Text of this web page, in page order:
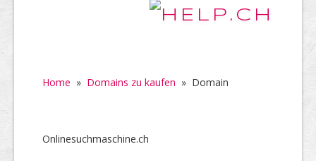
Home » Domains zu kaufen » Domain
Onlinesuchmaschine.ch